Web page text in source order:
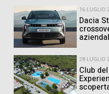
16 LUGLIO
Dacia
28 LUGLIO
Club